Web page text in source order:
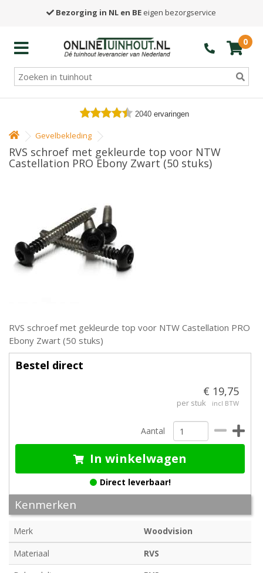
Bezorging in NL en BE eigen bezorgservice
0
2040 ervaringen
Gevelbekleding
RVS schroef met gekleurde top voor NTW
Castellation PRO Ebony Zwart (50 stuks)
RVS schroef met gekleurde top voor NTW Castellation PRO
Ebony Zwart (50 stuks)
Bestel direct
€ 19,75
per stuk incl BTW
Aantal
In winkelwagen
Direct leverbaar!
Kenmerken
Merk
Woodvision
Materiaal
RVS